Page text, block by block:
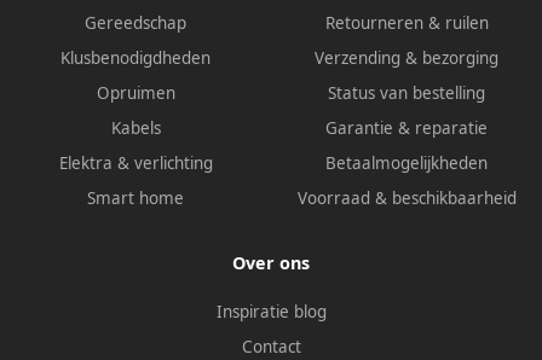
Gereedschap
Klusbenodigdheden
Opruimen
Kabels
Elektra & verlichting
Smart home
Retourneren & ruilen
Verzending & bezorging
Status van bestelling
Garantie & reparatie
Betaalmogelijkheden
Voorraad & beschikbaarheid
Over ons
Inspiratie blog
Contact